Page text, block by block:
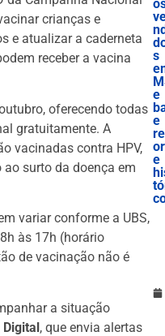
crianças e
e atualizar a caderneta
receber a vacina
oferecendo todas
gratuitamente. A
vacinadas contra HPV,
surto da doença em
variar conforme a UBS,
às 17h (horário
de vacinação não é
a situação
Digital, que envia alertas
s
e
e
e